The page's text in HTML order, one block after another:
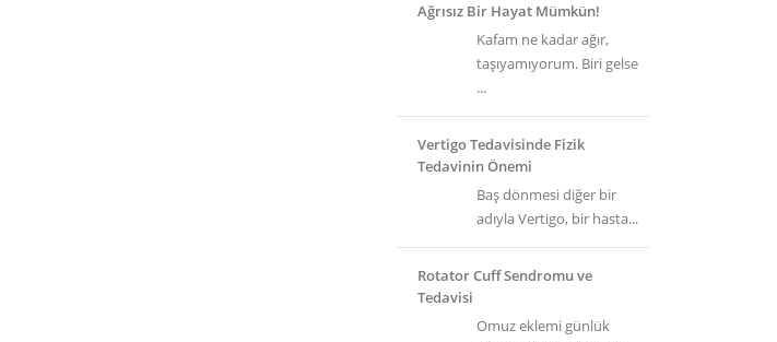
Ağrısız Bir Hayat Mümkün!
Kafam ne kadar ağır,
taşıyamıyorum. Biri gelse
...
Vertigo Tedavisinde Fizik
Tedavinin Önemi
Baş dönmesi diğer bir
adıyla Vertigo, bir hasta...
Rotator Cuff Sendromu ve
Tedavisi
Omuz eklemi günlük